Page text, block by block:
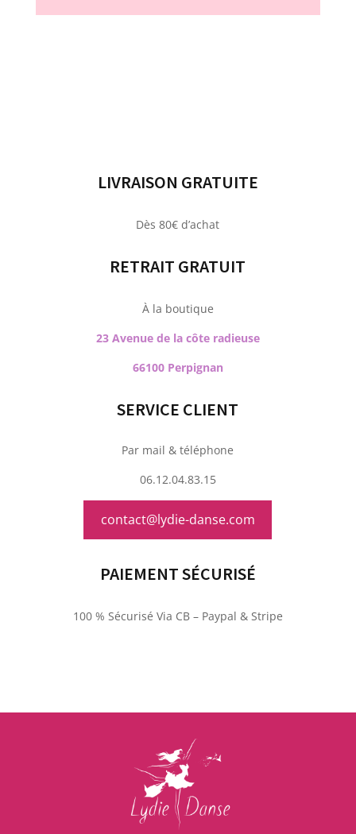
LIVRAISON GRATUITE
Dès 80€ d’achat
RETRAIT GRATUIT
À la boutique
23 Avenue de la côte radieuse
66100 Perpignan
SERVICE CLIENT
Par mail & téléphone
06.12.04.83.15
contact@lydie-danse.com
PAIEMENT SÉCURISÉ
100 % Sécurisé Via CB – Paypal & Stripe